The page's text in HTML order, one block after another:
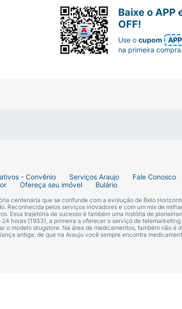
Caso suas medidas
707 73 11
tecido próximo ao calcanhar:
- Convênio Serviços Araujo
Fale Conosco
Ofereça seu imóvel Bulário
centenária que se confunde com a evolução de Belo
Reconhecida pelos serviços inovadores e com um mix de
Essa trajetória de sucesso é também uma história de
horas (1933), a primeira a oferecer o serviço de telemarketing
o modelo drugstore. Na área de medicamentos, também não é
antiga: de que na Araujo você sempre encontra
Baixe o APP
OFF!
Use ocupom
na primeira compra